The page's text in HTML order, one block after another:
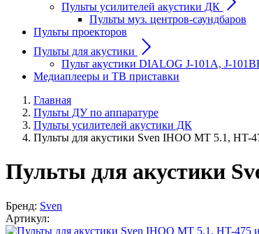
Пульты усилителей акустики ДК
Пульты муз. центров-саундбаров
Пульты проекторов
Пульты для акустики
Пульт акустики DIALOG J-101A, J-
Медиаплееры и ТВ приставки
Главная
Пульты ДУ по аппаратуре
Пульты усилителей акустики ДК
Пульты для акустики Sven IHOO MT 5.1, HT-
Пульты для акустики
Бренд: Sven
Артикул: